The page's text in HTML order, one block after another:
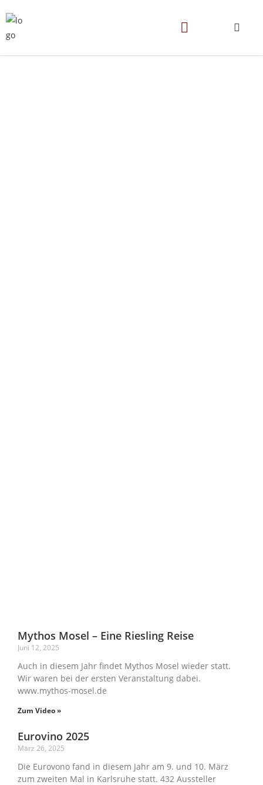
Mythos Mosel – Eine Riesling Reise
Juni 12, 2025
Auch in diesem Jahr findet Mythos Mosel wieder statt.
Wir waren bei der ersten Veranstaltung dabei.
www.mythos-mosel.de
Zum Video »
Eurovino 2025
März 26, 2025
Die Eurovono fand in diesem Jahr am 9. und 10. März
zum zweiten Mal in Karlsruhe statt. 432 Aussteller